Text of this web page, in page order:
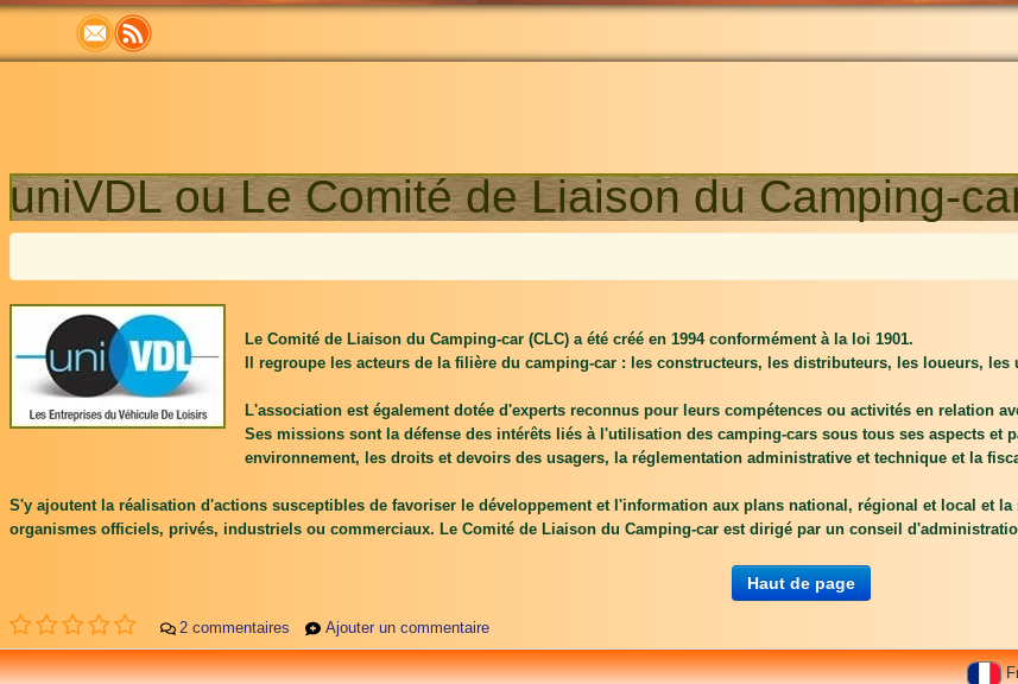
uniVDL ou Le Comité de Liaison du Camping-
Le Comité de Liaison du Camping-car (CLC) a été créé en 1994 conformément à la loi 1901.
Il regroupe les acteurs de la filière du camping-car : les constructeurs, les distributeurs, les loueurs,
L'association est également dotée d'experts reconnus pour leurs compétences ou activités en relation
Ses missions sont la défense des intérêts liés à l'utilisation des camping-cars sous tous ses aspects
environnement, les droits et devoirs des usagers, la réglementation administrative et technique et la
S'y ajoutent la réalisation d'actions susceptibles de favoriser le développement et l'information aux plans national, régional et local et
organismes officiels, privés, industriels ou commerciaux. Le Comité de Liaison du Camping-car est dirigé par un conseil
Haut de page
2 commentaires Ajouter un commentaire